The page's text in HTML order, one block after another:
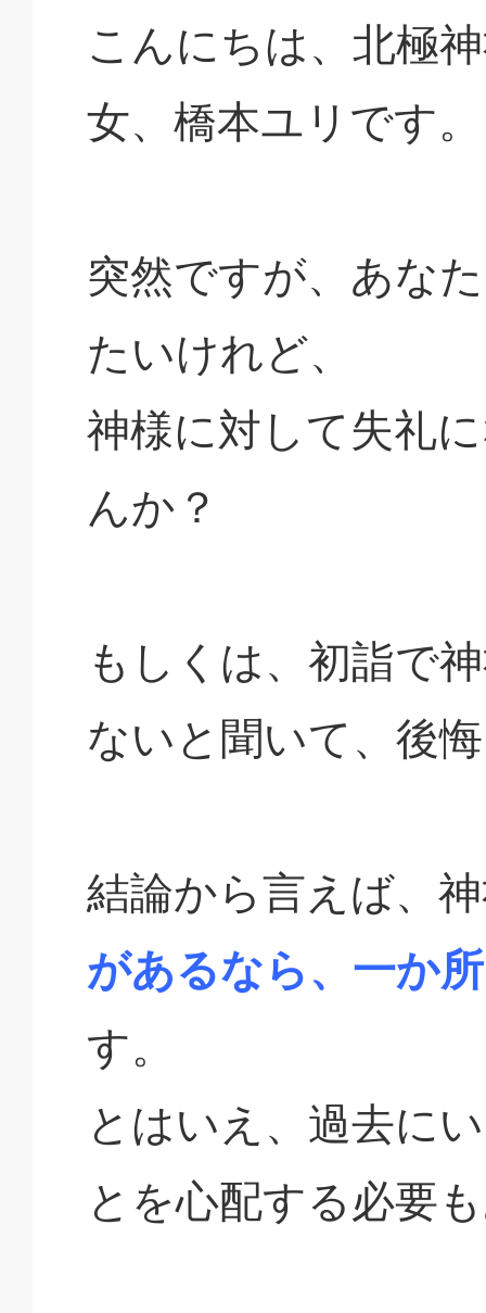
こんにちは、北極
女、橋本ユリです。
突然ですが、あな
たいけれど、
神様に対して失礼
んか？
もしくは、初詣で
ないと聞いて、後
結論から言えば、
があるなら、一か
す。
とはいえ、過去に
とを心配する必要